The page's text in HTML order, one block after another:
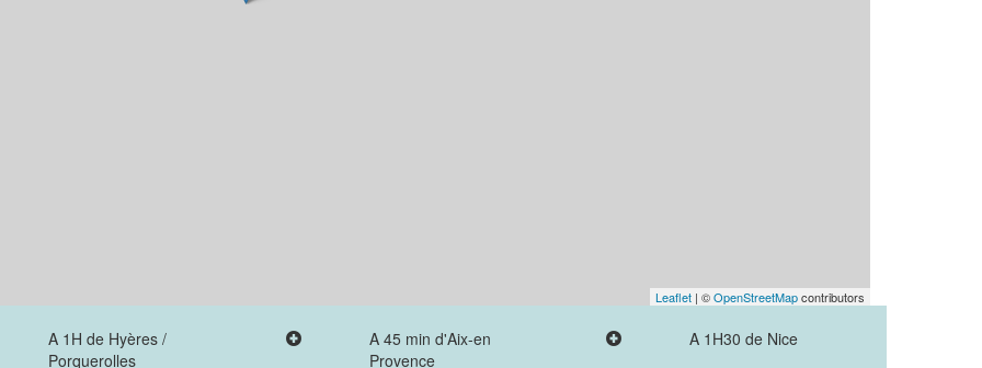
Leaflet | ©OpenStreetMapcontributors
A 1H de Hyères /
Porquerolles
A 45 min d'Aix-en
Provence
A 1H30 de Nice